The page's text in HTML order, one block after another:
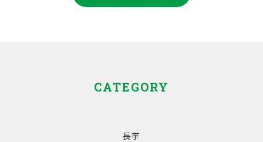
CATEGORY
長芋